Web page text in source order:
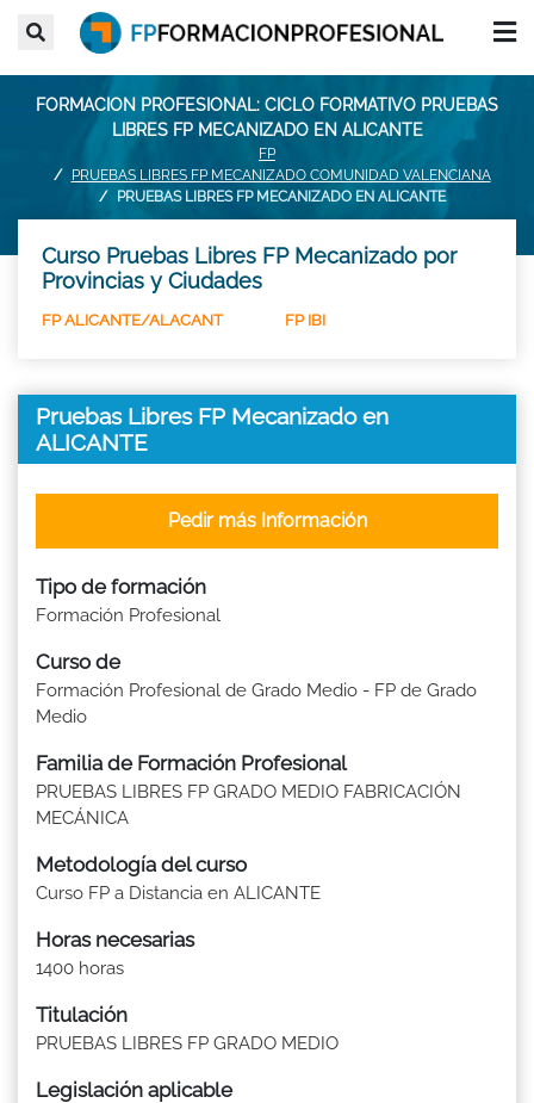
FORMACION PROFESIONAL: CICLO FORMATIVO PRUEBAS
LIBRES FP MECANIZADO EN ALICANTE
FP
PRUEBAS LIBRES FP MECANIZADO COMUNIDAD VALENCIANA
PRUEBAS LIBRES FP MECANIZADO EN ALICANTE
Curso Pruebas Libres FP Mecanizado por
Provincias y Ciudades
FP ALICANTE/ALACANT FP IBI
Pruebas Libres FP Mecanizado en
ALICANTE
Tipo de formación
Formación Profesional
Curso de
Formación Profesional de Grado Medio - FP de Grado
Medio
Familia de Formación Profesional
PRUEBAS LIBRES FP GRADO MEDIO FABRICACIÓN
MECÁNICA
Metodología del curso
Curso FP a Distancia en ALICANTE
Horas necesarias
1400 horas
Titulación
PRUEBAS LIBRES FP GRADO MEDIO
Legislación aplicable
Pedir más Información